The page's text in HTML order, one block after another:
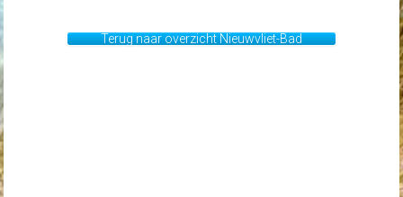
Terug naar overzicht Nieuwvliet-Bad